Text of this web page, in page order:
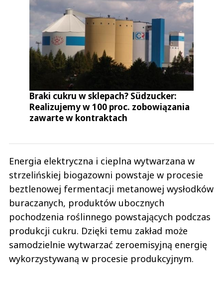
Braki cukru w sklepach? Südzucker:
Realizujemy w 100 proc. zobowiązania
zawarte w kontraktach
Energia elektryczna i cieplna wytwarzana w
strzelińskiej biogazowni powstaje w procesie
beztlenowej fermentacji metanowej wysłodków
buraczanych, produktów ubocznych
pochodzenia roślinnego powstających podczas
produkcji cukru. Dzięki temu zakład może
samodzielnie wytwarzać zeroemisyjną energię
wykorzystywaną w procesie produkcyjnym.